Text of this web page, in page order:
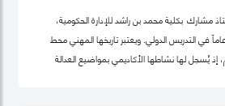
مشارك بكلية محمد بن راشد للإدارة الحكومية،
وتتمتع بخبرة تمتد لأكثر من 25 عاماً في التدريس الدولي. ويعتبر تاريخها المهني محط
إذ يُسجل لها نشاطها الأكاديمي بمواضيع العدالة